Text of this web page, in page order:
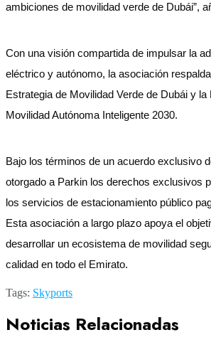
ambiciones de movilidad verde de Dubái”,
Con una visión compartida de impulsar la
eléctrico y autónomo, la asociación
Estrategia de Movilidad Verde de Dubái y la
Movilidad Autónoma Inteligente 2030.
Bajo los términos de un acuerdo exclusivo
otorgado a Parkin los derechos exclusivos
los servicios de estacionamiento público
Esta asociación a largo plazo apoya el
desarrollar un ecosistema de movilidad
calidad en todo el Emirato.
Tags: Skyports
Noticias Relacionadas